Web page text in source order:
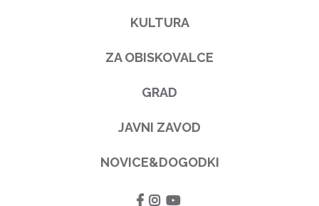
KULTURA
ZA OBISKOVALCE
GRAD
JAVNI ZAVOD
NOVICE&DOGODKI